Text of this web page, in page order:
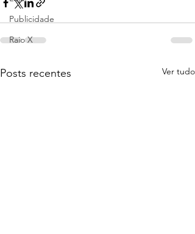
Publicidade
Raio X
Posts recentes Ver tudo